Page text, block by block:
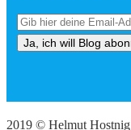
2019 © Helmut Hostnig